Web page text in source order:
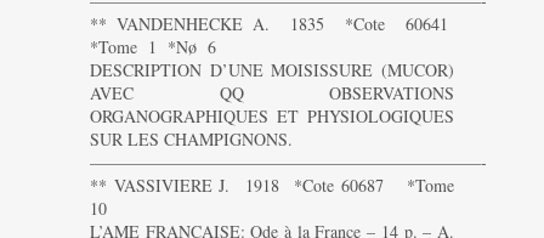
** VANDENHECKE A. 1835 *Cote 60641
*Tome 1 *Nø 6
DESCRIPTION D’UNE MOISISSURE (MUCOR)
AVEC QQ OBSERVATIONS
ORGANOGRAPHIQUES ET PHYSIOLOGIQUES
SUR LES CHAMPIGNONS.
———————————————————————-
** VASSIVIERE J. 1918 *Cote 60687 *Tome
10
L’AME FRANÇAISE: Ode à la France – 14 p. – A.